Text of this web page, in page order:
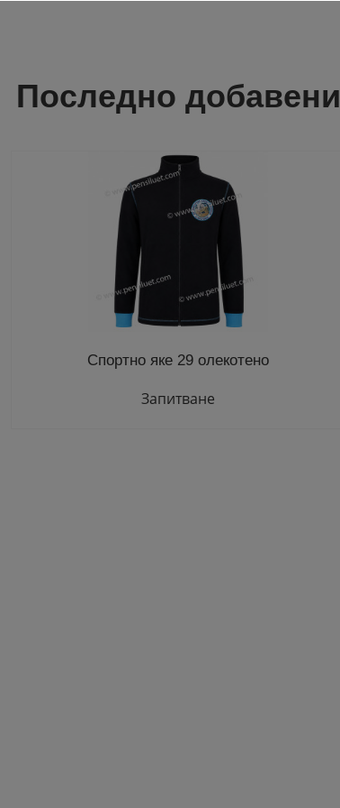
Последно добавени
Спортно яке 29 олекотено
Запитване